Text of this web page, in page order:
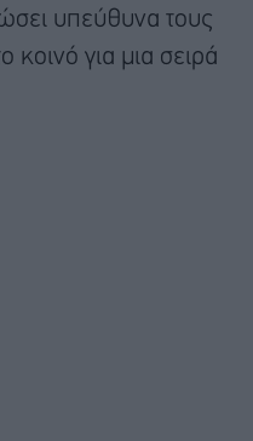
υπεύθυνα τους
κοινό για μια σειρά